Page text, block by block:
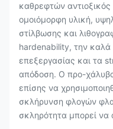
καθρεφτών
ομοιόμορφη υλική,
στίλβωσης και
hardenability, την καλά
επεξεργασίας και τα
απόδοση. Ο προ-
επίσης να
σκλήρυνση φλογών
σκληρότητα μπορεί να